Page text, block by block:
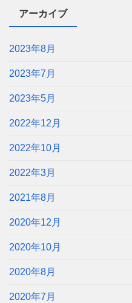
アーカイブ
2023年8月
2023年7月
2023年5月
2022年12月
2022年10月
2022年3月
2021年8月
2020年12月
2020年10月
2020年8月
2020年7月